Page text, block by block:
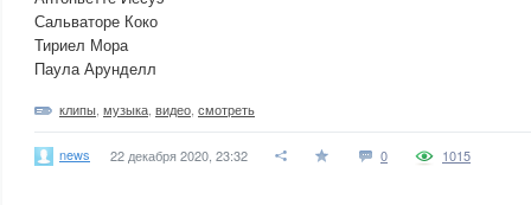
Сальваторе Коко
Тириел Мора
Паула Арунделл
клипы музыка видео смотреть
news 22 декабря 2020, 23:32 0 1015